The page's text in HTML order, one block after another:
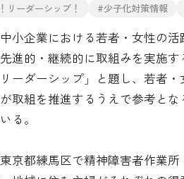
リーダーシップ！ #少子化対策情報
小企業における若者・女性の
進的・継続的に取組みを実施
ーダーシップ」と題し、若者
取組を推進するうえで参考と
る。
京都練馬区で精神障害者作業